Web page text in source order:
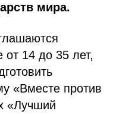
мира.
14 до 35 лет,
«Вместе против
«Лучший